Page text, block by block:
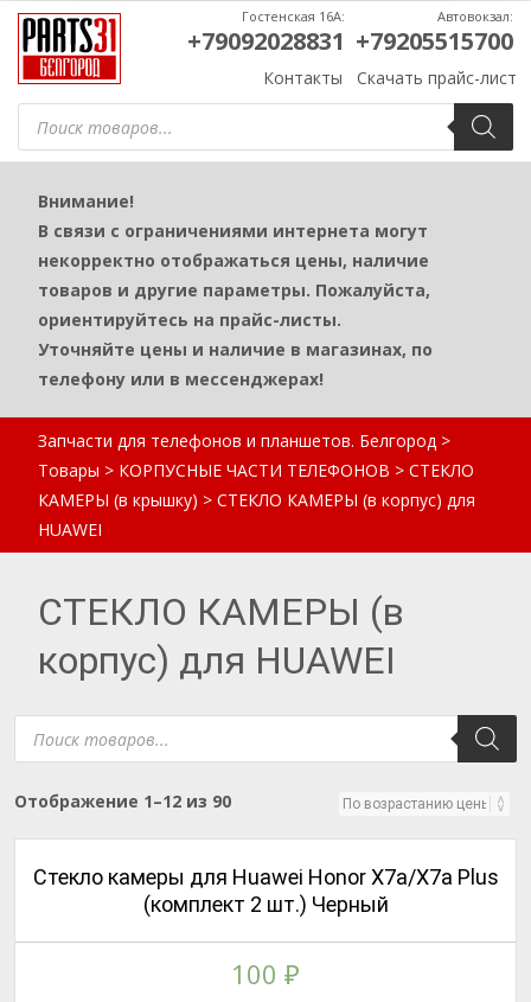
Поиск
товаров
Контакты Скачать прайс-лист
Гостенская 16А:
+79092028831
Автовокзал:
+79205515700
Внимание!
В связи с ограничениями интернета могут
некорректно отображаться цены, наличие
товаров и другие параметры. Пожалуйста,
ориентируйтесь на прайс-листы.
Уточняйте цены и наличие в магазинах, по
телефону или в мессенджерах!
Запчасти для телефонов и планшетов. Белгород >
Товары > КОРПУСНЫЕ ЧАСТИ ТЕЛЕФОНОВ > СТЕКЛО
КАМЕРЫ (в крышку) > СТЕКЛО КАМЕРЫ (в корпус) для
HUAWEI
СТЕКЛО КАМЕРЫ (в
корпус) для HUAWEI
Поиск
товаров
Отображение 1–12 из 90Цены:
Стекло камеры для Huawei Honor X7a/X7a Plus
(комплект 2 шт.) Черный
100 ₽